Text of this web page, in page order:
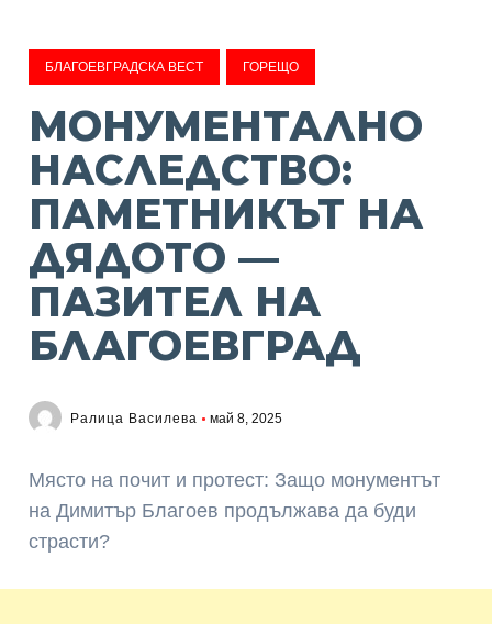
БЛАГОЕВГРАДСКА ВЕСТ ГОРЕЩО
МОНУМЕНТАЛНО
НАСЛЕДСТВО:
ПАМЕТНИКЪТ НА
ДЯДОТО —
ПАЗИТЕЛ НА
БЛАГОЕВГРАД
Ралица Василева май 8, 2025
Място на почит и протест: Защо монументът
на Димитър Благоев продължава да буди
страсти?